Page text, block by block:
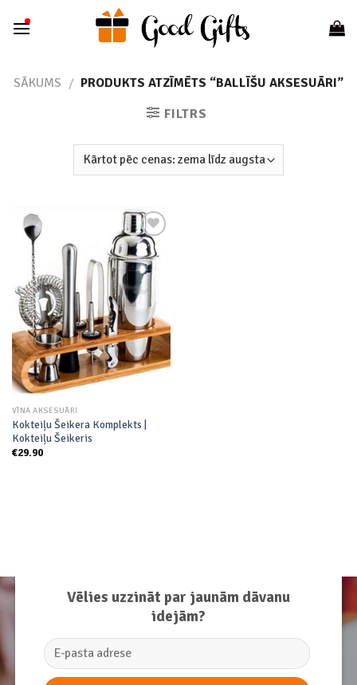
SĀKUMS / PRODUKTS ATZĪMĒTS “BALLĪŠU AKSESUĀRI”
FILTRS
Add to
wishlist
VĪNA AKSESUĀRI
Kokteiļu Šeikera Komplekts |
Kokteiļu Šeikeris
€29.90
Vēlies uzzināt par jaunām dāvanu
idejām?